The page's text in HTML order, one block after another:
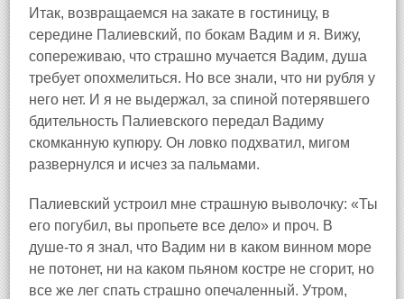
Итак, возвращаемся на закате в гостиницу, в
середине Палиевский, по бокам Вадим и я. Вижу,
сопереживаю, что страшно мучается Вадим, душа
требует опохмелиться. Но все знали, что ни рубля у
него нет. И я не выдержал, за спиной потерявшего
бдительность Палиевского передал Вадиму
скомканную купюру. Он ловко подхватил, мигом
развернулся и исчез за пальмами.
Палиевский устроил мне страшную выволочку: «Ты
его погубил, вы пропьете все дело» и проч. В
душе‑то я знал, что Вадим ни в каком винном море
не потонет, ни на каком пьяном костре не сгорит, но
все же лег спать страшно опечаленный. Утром,